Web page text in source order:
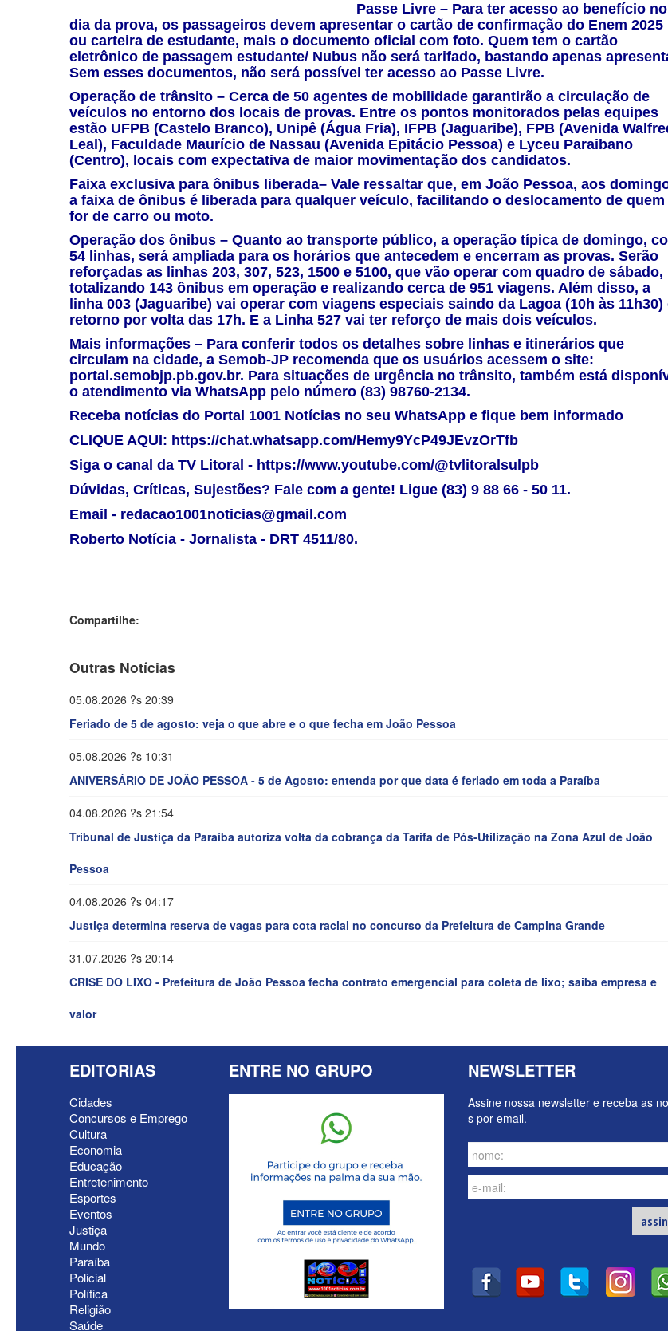
Passe Livre – Para ter acesso ao benefício no
dia da prova, os passageiros devem apresentar o cartão de confirmação do Enem 2025
ou carteira de estudante, mais o documento oficial com foto. Quem tem o cartão
eletrônico de passagem estudante/ Nubus não será tarifado, bastando apenas
Sem esses documentos, não será possível ter acesso ao Passe Livre.
Operação de trânsito – Cerca de 50 agentes de mobilidade garantirão a circulação de
veículos no entorno dos locais de provas. Entre os pontos monitorados pelas equipes
estão UFPB (Castelo Branco), Unipê (Água Fria), IFPB (Jaguaribe), FPB (Avenida
Leal), Faculdade Maurício de Nassau (Avenida Epitácio Pessoa) e Lyceu Paraibano
(Centro), locais com expectativa de maior movimentação dos candidatos.
Faixa exclusiva para ônibus liberada– Vale ressaltar que, em João Pessoa, aos
a faixa de ônibus é liberada para qualquer veículo, facilitando o deslocamento de quem
for de carro ou moto.
Operação dos ônibus – Quanto ao transporte público, a operação típica de domingo,
54 linhas, será ampliada para os horários que antecedem e encerram as provas. Serão
reforçadas as linhas 203, 307, 523, 1500 e 5100, que vão operar com quadro de sábado,
totalizando 143 ônibus em operação e realizando cerca de 951 viagens. Além disso, a
linha 003 (Jaguaribe) vai operar com viagens especiais saindo da Lagoa (10h às 11h30)
retorno por volta das 17h. E a Linha 527 vai ter reforço de mais dois veículos.
Mais informações – Para conferir todos os detalhes sobre linhas e itinerários que
circulam na cidade, a Semob-JP recomenda que os usuários acessem o site:
portal.semobjp.pb.gov.br. Para situações de urgência no trânsito, também está
o atendimento via WhatsApp pelo número (83) 98760-2134.
Receba notícias do Portal 1001 Notícias no seu WhatsApp e fique bem informado
CLIQUE AQUI: https://chat.whatsapp.com/Hemy9YcP49JEvzOrTfb
Siga o canal da TV Litoral - https://www.youtube.com/@tvlitoralsulpb
Dúvidas, Críticas, Sujestões? Fale com a gente! Ligue (83) 9 88 66 - 50 11.
Email - redacao1001noticias@gmail.com
Roberto Notícia - Jornalista - DRT 4511/80.
Compartilhe:
Outras Notícias
05.08.2026 ?s 20:39
Feriado de 5 de agosto: veja o que abre e o que fecha em João Pessoa
05.08.2026 ?s 10:31
ANIVERSÁRIO DE JOÃO PESSOA - 5 de Agosto: entenda por que data é feriado em toda a Paraíba
04.08.2026 ?s 21:54
Tribunal de Justiça da Paraíba autoriza volta da cobrança da Tarifa de Pós-Utilização na Zona Azul de João
Pessoa
04.08.2026 ?s 04:17
Justiça determina reserva de vagas para cota racial no concurso da Prefeitura de Campina Grande
31.07.2026 ?s 20:14
CRISE DO LIXO - Prefeitura de João Pessoa fecha contrato emergencial para coleta de lixo; saiba empresa e
valor
EDITORIAS
Cidades
Concursos e Emprego
Cultura
Economia
Educação
Entretenimento
Esportes
Eventos
Justiça
Mundo
Paraíba
Policial
Política
Religião
Saúde
ENTRE NO GRUPO NEWSLETTER
Assine nossa newsletter e receba as
s por email.